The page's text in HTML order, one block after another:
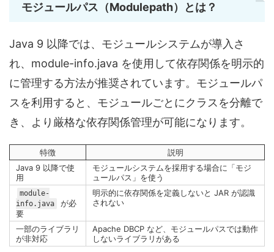
モジュールパス（Modulepath）とは？
Java 9 以降では、モジュールシステムが導入さ
れ、module-info.java を使用して依存関係を明示的
に管理する方法が推奨されています。モジュールパ
スを利用すると、モジュールごとにクラスを分離で
き、より厳格な依存関係管理が可能になります。
特徴
説明
Java 9 以降で使
用
モジュールシステムを採用する場合に「モジ
ュールパス」を使う
module-
info.java
が必
要
明示的に依存関係を定義しないと JAR が認識
されない
一部のライブラリ
が非対応
Apache DBCP など、モジュールパスでは動作
しないライブラリがある